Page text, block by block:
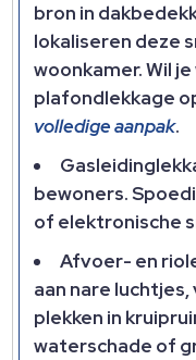
bron in
lokaliseren deze
woonkamer. Wil
plafondlekkage
volledige aanpak.
bewoners.
of elektronische
Afvoer- en
aan nare
plekken in
waterschade of